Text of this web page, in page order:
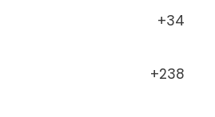
+34
+238